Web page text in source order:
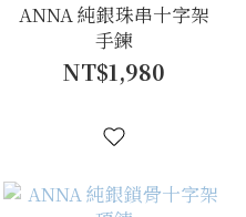
ANNA 純銀珠串十字架
手鍊
NT$1,980